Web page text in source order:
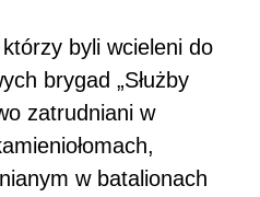
byli wcieleni do
brygad „Służby
zatrudniani w
w batalionach